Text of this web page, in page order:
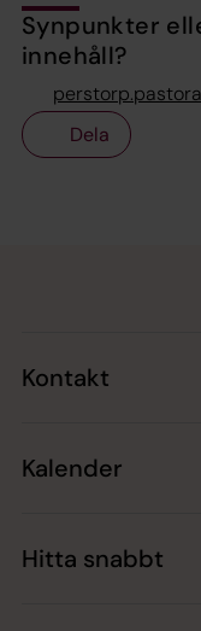
Synpunkter
innehåll?
Dela
Kontakt
Kalender
Hitta snabbt